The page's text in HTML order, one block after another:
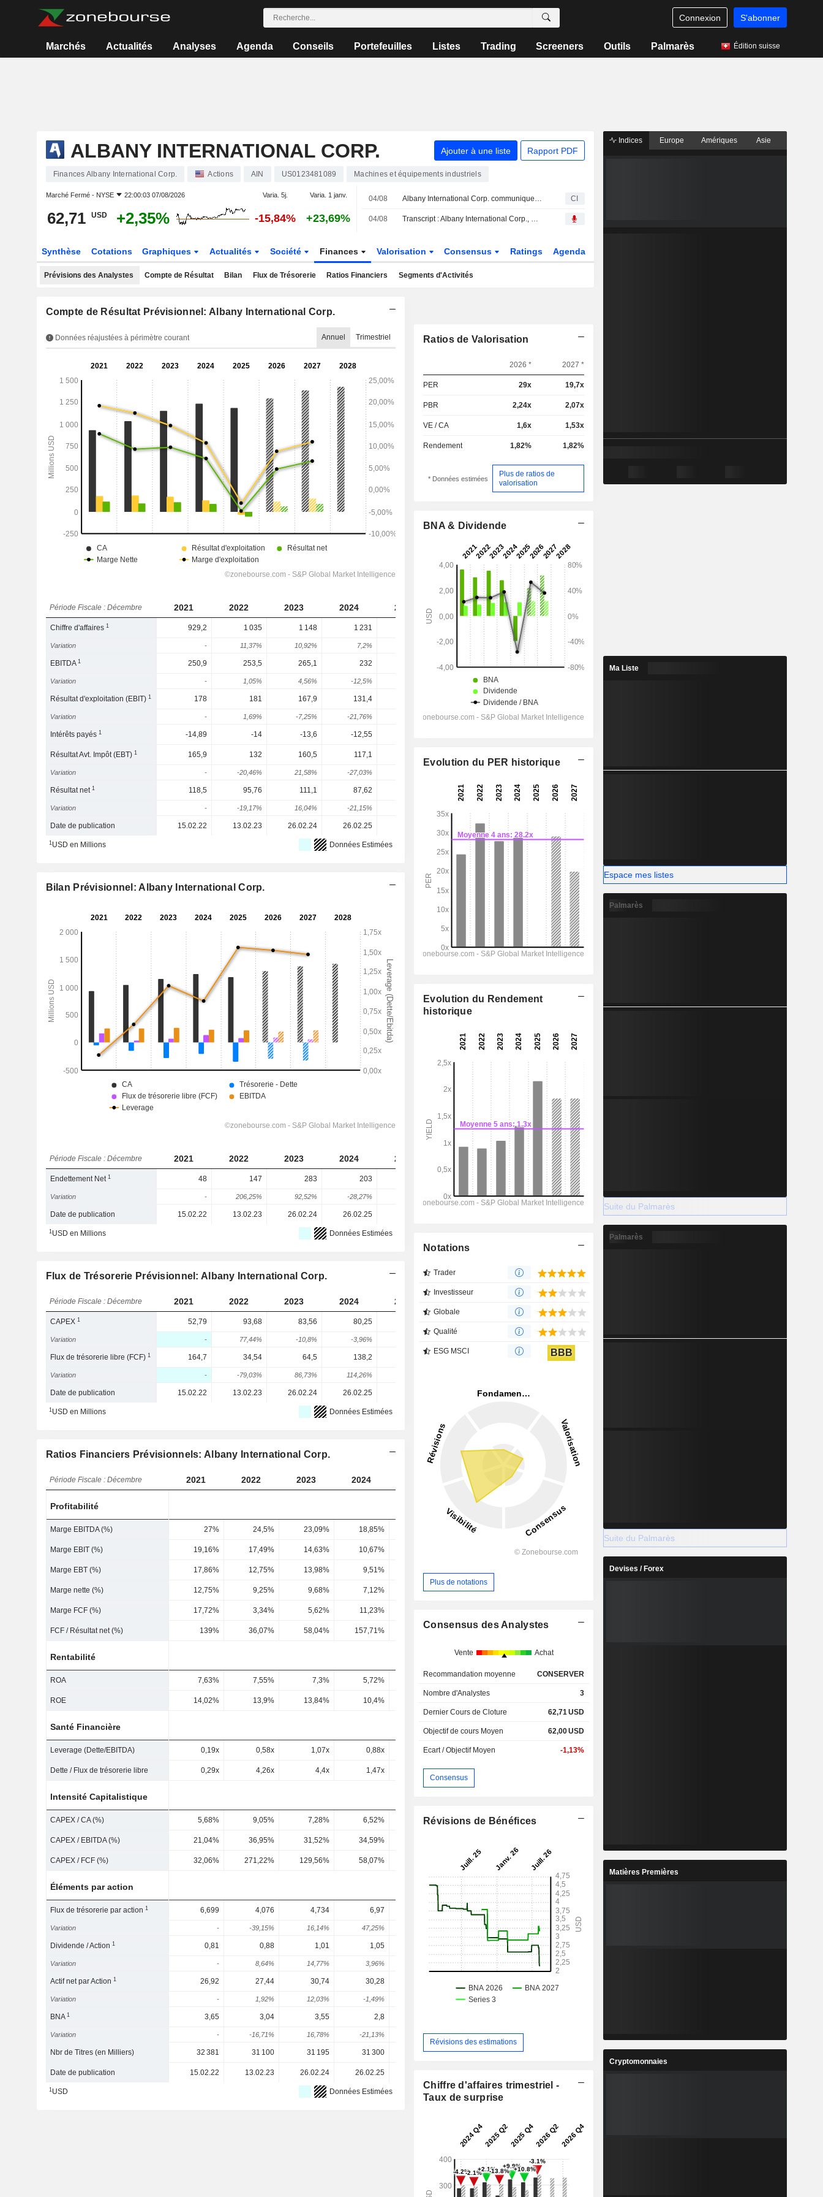
Connexion S'abonner
Marchés Actualités Analyses Agenda Conseils Portefeuilles Listes Trading Screeners Outils Palmarès Édition suisse
ALBANY INTERNATIONAL CORP. Ajouter à une liste Rapport PDF
Finances Albany International Corp. Actions AIN US0123481089 Machines et équipements industriels
Marché Fermé - NYSE 22:00:03 07/08/2026 Varia. 5j. Varia. 1 janv.
62,71 USD +2,35% -15,84% +23,69%
04/08 Albany International Corp. communique ses prévisions de résultats pour le troisième trimestre 2026 CI
04/08 Transcript : Albany International Corp., Q2 2026 Earnings Call, Aug 04, 2026
Synthèse Cotations Graphiques Actualités Société Finances Valorisation Consensus Ratings Agenda
Prévisions des Analystes Compte de Résultat Bilan Flux de Trésorerie Ratios Financiers Segments d'Activités
Compte de Résultat Prévisionnel: Albany International Corp.
Données réajustées à périmètre courant Annuel Trimestriel
Période Fiscale : Décembre 2021 2022 2023 2024 2025 2026 2027 2028
Chiffre d'affaires1 929,2 1 035 1 148 1 231 1 295 1 379
Variation - 11,37% 10,92% 7,2% 9,5% 6,51% 3,16%
EBITDA1 250,9 253,5 265,1 232 195,6 221,7
Variation - 1,05% 4,56% -12,5% -11,53%
Résultat d'exploitation (EBIT)1 178 181 167,9 131,4 113,7 150,9
Variation - 1,69% -7,25% -21,76% -127,48% 414,83% 32,72%
Intérêts payés1 -14,89 -14 -13,6 -12,55
Résultat Avt. Impôt (EBT)1 165,9 132 160,5 117,1
Variation - -20,46% 21,58% -27,03%
Résultat net1 118,5 95,76 111,1 87,62 61,15 90,25
Variation - -19,17% 16,04% -21,15%
Date de publication 15.02.22 13.02.23 26.02.24 26.02.25 -
1USD en Millions Données Estimées
Bilan Prévisionnel: Albany International Corp.
Période Fiscale : Décembre 2021 2022 2023 2024 2025 2027 2028
Endettement Net1 48 147 283 203 297 325
Variation - 206,25% 92,52% -28,27% -13,49% 9,43%
Date de publication 15.02.22 13.02.23 26.02.24 26.02.25
1USD en Millions Données Estimées
Flux de Trésorerie Prévisionnel: Albany International Corp.
Période Fiscale : Décembre 2021 2022 2023 2024 2025
CAPEX1 52,79 93,68 83,56 80,25
Variation - 77,44% -10,8% -3,96%
Flux de trésorerie libre (FCF)1 164,7 34,54 64,5 138,2 82,64 57,56
Variation - -79,03% 86,73% 114,26%
Date de publication 15.02.22 13.02.23 26.02.24 26.02.25 -
1USD en Millions Données Estimées
Ratios Financiers Prévisionnels: Albany International Corp.
Période Fiscale : Décembre 2021 2022 2023 2024 2026
Profitabilité
Marge EBITDA (%) 27% 24,5% 23,09% 18,85% 15,1% 16,07% -
Marge EBIT (%) 19,16% 17,49% 14,63% 10,67% 10,94% -
Marge EBT (%) 17,86% 12,75% 13,98% 9,51%
Marge nette (%) 12,75% 9,25% 9,68% 7,12% -4,85% 4,72%
Marge FCF (%) 17,72% 3,34% 5,62% 11,23%
FCF / Résultat net (%) 139% 36,07% 58,04% 157,71% -144,12% 152,09% 63,78%
Rentabilité
ROA 7,63% 7,55% 7,3% 5,72%
ROE 14,02% 13,9% 13,84% 10,4%
Santé Financière
Leverage (Dette/EBITDA) 0,19x 0,58x 1,07x 0,88x 1,55x 1,52x
Dette / Flux de trésorerie libre 0,29x 4,26x 4,4x 1,47x 4,15x
Intensité Capitalistique
CAPEX / CA (%) 5,68% 9,05% 7,28% 6,52% 5,9% 5,4% 4,89%
CAPEX / EBITDA (%) 21,04% 36,95% 31,52% 34,59%
CAPEX / FCF (%) 32,06% 271,22% 129,56% 58,07% 75,27% 117,26% -
Éléments par action
Flux de trésorerie par action1 6,699 4,076 4,734 6,97 5,157 4,27 5,56
Variation - -39,15% 16,14% 47,25% -26,02% -17,2% 30,21%
Dividende / Action1 0,81 0,88 1,01 1,05 1,09 1,14 1,14
Variation - 8,64% 14,77% 3,96% 3,81% 4,6% 0%
Actif net par Action1 26,92 27,44 30,74 30,28
Variation - 1,92% 12,03% -1,49% 12,87%
BNA1 3,65 3,04 3,55 2,8
Variation - -16,71% 16,78% -21,13% -169,29% 211,62%
Nbr de Titres (en Milliers) 32 381 31 100 31 195 31 300 28 700 28 371 -
Date de publication 15.02.22 13.02.23 26.02.24 26.02.25
1USD Données Estimées
Ratios de Valorisation
2026 * 2027 *
PER 29x 19,7x
PBR 2,24x 2,07x
VE / CA 1,6x 1,53x
Rendement 1,82% 1,82%
* Données estimées
Plus de ratios de
valorisation
BNA & Dividende
Evolution du PER historique
Evolution du Rendement
historique
Notations
Trader
Investisseur
Globale
Qualité
ESG MSCI BBB
Plus de notations
Consensus des Analystes
Vente Achat
Recommandation moyenne CONSERVER
Nombre d'Analystes 3
Dernier Cours de Cloture 62,71USD
Objectif de cours Moyen 62,00USD
Ecart / Objectif Moyen -1,13%
Consensus
Révisions de Bénéfices
Révisions des estimations
Chiffre d'affaires trimestriel -
Taux de surprise
Indices Europe Amériques Asie
Ma Liste
Espace mes listes
Palmarès
Suite du Palmarès
Palmarès
Suite du Palmarès
Devises / Forex
Matières Premières
Cryptomonnaies